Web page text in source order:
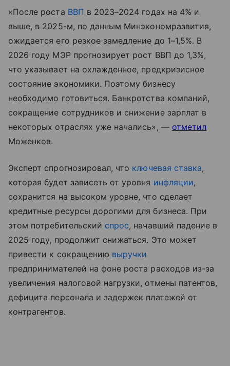
«После роста ВВП в 2023–2024 годах на 4% и
выше, в 2025-м, по данным Минэкономразвития,
ожидается его резкое замедление до 1–1,5%. В
2026 году МЭР прогнозирует рост ВВП до 1,3%,
что указывает на охлажденное, предкризисное
состояние экономики. Поэтому бизнесу
необходимо готовиться. Банкротства компаний,
сокращение сотрудников и снижение зарплат в
некоторых отраслях уже начались», — отметил
Моженков.
Эксперт спрогнозировал, что ключевая ставка,
которая будет зависеть от уровня инфляции,
сохранится на высоком уровне, что сделает
кредитные ресурсы дорогими для бизнеса. При
этом потребительский спрос, начавший падение в
2025 году, продолжит снижаться. Это может
привести к сокращению выручки
предпринимателей на фоне роста расходов из-за
увеличения налоговой нагрузки, отмены патентов,
дефицита персонала и задержек платежей от
контрагентов.